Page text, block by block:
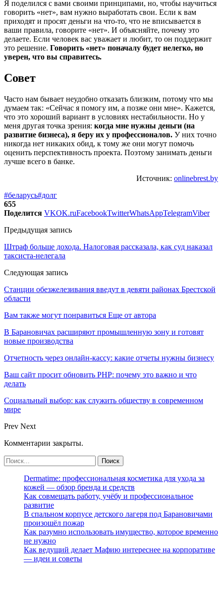
Я поделился с вами своими принципами, но, чтобы научиться
говорить «нет», вам нужно выработать свои. Если к вам
приходят и просят деньги на что-то, что не вписывается в
ваши правила, говорите «нет». И объясняйте, почему это
делаете. Если человек вас уважает и любит, то он поддержит
это решение. Говорить «нет» поначалу будет нелегко, но
уверен, что вы справитесь.
Совет
Часто нам бывает неудобно отказать близким, потому что мы
думаем так: «Сейчас я помогу им, а позже они мне». Кажется,
что это хороший вариант в условиях нестабильности. Но у
меня другая точка зрения: когда мне нужны деньги (на
развитие бизнеса), я беру их у профессионалов. У них точно
никогда нет никаких обид, к тому же они могут помочь
оценить перспективность проекта. Поэтому занимать деньги
лучше всего в банке.
Источник: onlinebrest.by
#беларусь#долг
655
Поделится VKOK.ruFacebookTwitterWhatsAppTelegramViber
Предыдущая запись
Штраф больше дохода. Налоговая рассказала, как суд наказал
таксиста-нелегала
Следующая запись
Станции обезжелезивания введут в девяти районах Брестской
области
Вам также могут понравиться Еще от автора
В Барановичах расширяют промышленную зону и готовят
новые производства
Отчетность через онлайн-кассу: какие отчеты нужны бизнесу
Ваш сайт просит обновить PHP: почему это важно и что
делать
Социальный выбор: как служить обществу в современном
мире
Prev Next
Комментарии закрыты.
Dermatime: профессиональная косметика для ухода за
кожей — обзор бренда и средств
Как совмещать работу, учёбу и профессиональное
развитие
В спальном корпусе детского лагеря под Барановичами
произошёл пожар
Как разумно использовать имущество, которое временно
не нужно
Как ведущий делает Мафию интереснее на корпоративе
— идеи и советы